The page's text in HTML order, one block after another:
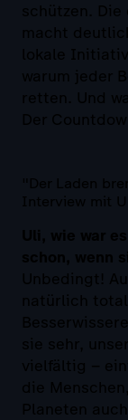
schützen.
macht
lokale
warum jeder
retten. Und
Der
"Der Laden
Interview mit
Uli, wie war
schon, wenn
Unbedingt!
natürlich
sie sehr,
vielfältig –
die
Planeten